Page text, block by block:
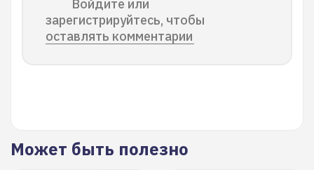
Войдите или
зарегистрируйтесь, чтобы
оставлять комментарии
Может быть полезно